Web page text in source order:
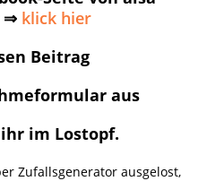
⇒ klick hier
Beitrag
aus
im Lostopf.
Zufallsgenerator ausgelost,